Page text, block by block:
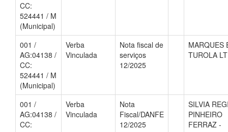
CC:
524441 / M
(Municipal)
001 /
AG:04138 /
CC:
524441 / M
(Municipal)
Verba
Vinculada
Nota fiscal de
serviços
12/2025
MARQUES
TUROLA
001 /
AG:04138 /
CC:
Verba
Vinculada
Nota
Fiscal/DANFE
12/2025
SILVIA
PINHEIRO
FERRAZ -